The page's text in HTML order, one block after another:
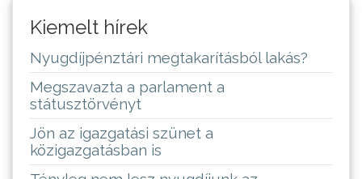
Kiemelt hírek
Nyugdíjpénztári megtakarításból lakás?
Megszavazta a parlament a
státusztörvényt
Jön az igazgatási szünet a
közigazgatásban is